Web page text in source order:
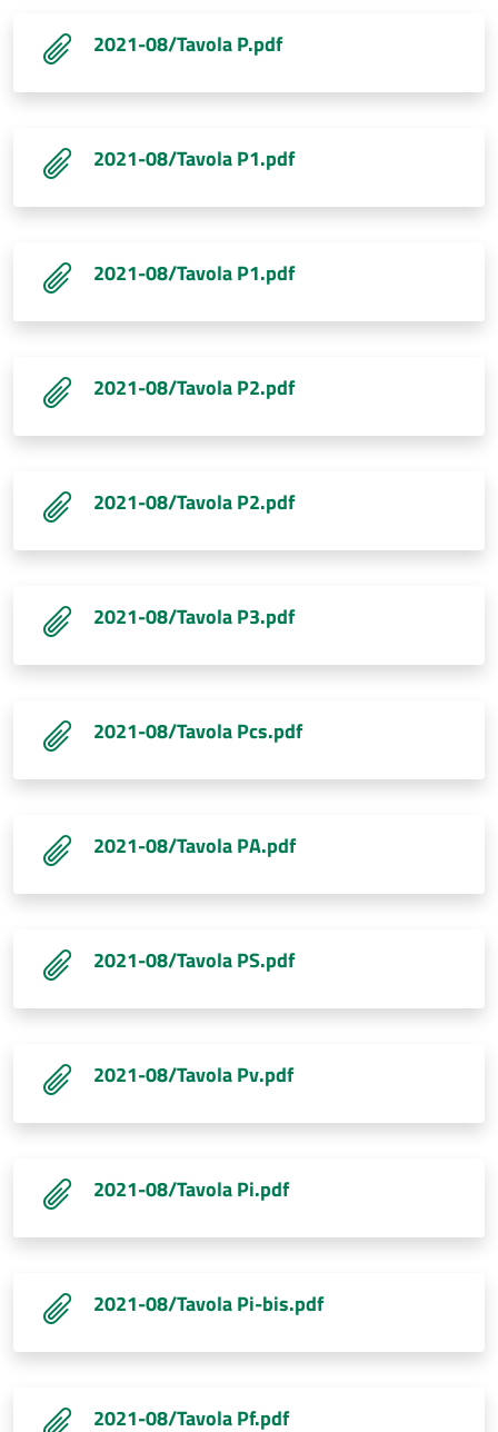
2021-08/Tavola P.pdf
2021-08/Tavola P1.pdf
2021-08/Tavola P1.pdf
2021-08/Tavola P2.pdf
2021-08/Tavola P2.pdf
2021-08/Tavola P3.pdf
2021-08/Tavola Pcs.pdf
2021-08/Tavola PA.pdf
2021-08/Tavola PS.pdf
2021-08/Tavola Pv.pdf
2021-08/Tavola Pi.pdf
2021-08/Tavola Pi-bis.pdf
2021-08/Tavola Pf.pdf